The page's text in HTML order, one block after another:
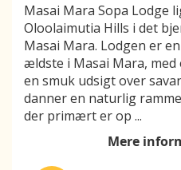
Masai Mara Sopa Lodge
Oloolaimutia Hills i det
Masai Mara. Lodgen er
ældste i Masai Mara,
en smuk udsigt over
danner en naturlig
der primært er op ...
Mere